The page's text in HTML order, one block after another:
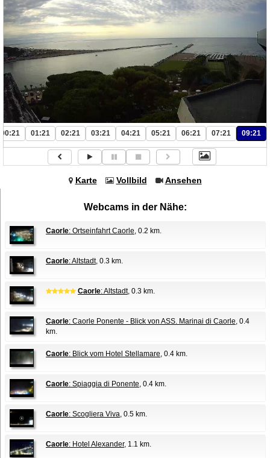
00:21 01:21 02:21 03:21 04:21 05:21 06:21 07:21 09:21
Karte Vollbild Ansehen
Webcams in der Nähe:
Caorle: Ortseinfahrt Caorle, 0.2 km.
Caorle: Altstadt, 0.3 km.
Caorle: Altstadt, 0.3 km.
Caorle: Caorle Ponente - Blick von ASS. Marinai di Caorle, 0.4
km.
Caorle: Blick vom Hotel Stellamare, 0.4 km.
Caorle: Spiaggia di Ponente, 0.4 km.
Caorle: Scogliera Viva, 0.5 km.
Caorle: Hotel Alexander, 1.1 km.